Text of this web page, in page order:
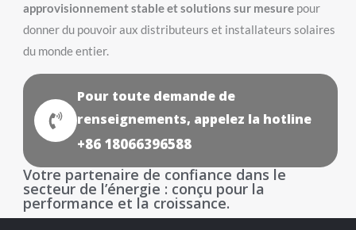
approvisionnement stable et solutions sur mesure pour
donner du pouvoir aux distributeurs et installateurs solaires
du monde entier.
Pour toute demande de
renseignements, appelez la hotline
+86 18066396588
Votre partenaire de confiance dans le
secteur de l’énergie : conçu pour la
performance et la croissance.